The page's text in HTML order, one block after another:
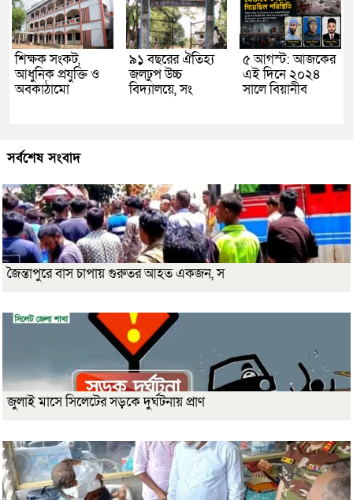
শিক্ষক সংকট,
আধুনিক প্রযুক্তি ও
অবকাঠামো
৯১ বছরের ঐতিহ্য
জলঢুপ উচ্চ
বিদ্যালয়ে, সং
৫ আগস্ট: আজকের
এই দিনে ২০২৪
সালে বিয়ানীব
সর্বশেষ সংবাদ
জৈন্তাপুরে বাস চাপায় গুরুতর আহত একজন, স
জুলাই মাসে সিলেটের সড়কে দুর্ঘটনায় প্রাণ